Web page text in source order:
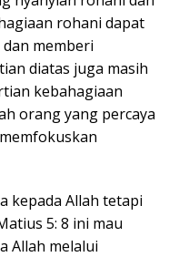
rohani dapat
memberi
diatas juga masih
kebahagiaan
orang yang percaya
kepada Allah tetapi
5: 8 ini mau
Allah melalui